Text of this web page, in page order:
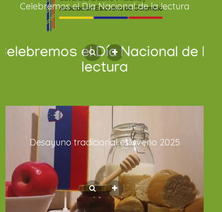
Celebremos el Día Nacional de la lectura
Desayuno tradicional esloveno 2025